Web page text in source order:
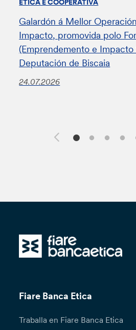
ÉTICA E COOPERATIVA
Galardón á Mellor
Impacto, promovida polo
(Emprendemento e Impacto
Deputación de Biscaia
24.07.2026
Fiare Banca Etica
Traballa en Fiare Banca Etica